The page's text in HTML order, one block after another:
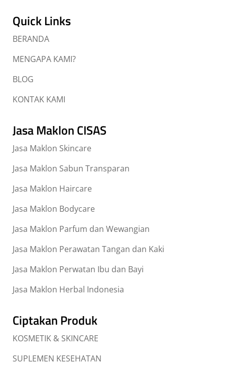
Quick Links
BERANDA
MENGAPA KAMI?
BLOG
KONTAK KAMI
Jasa Maklon CISAS
Jasa Maklon Skincare
Jasa Maklon Sabun Transparan
Jasa Maklon Haircare
Jasa Maklon Bodycare
Jasa Maklon Parfum dan Wewangian
Jasa Maklon Perawatan Tangan dan Kaki
Jasa Maklon Perwatan Ibu dan Bayi
Jasa Maklon Herbal Indonesia
Ciptakan Produk
KOSMETIK & SKINCARE
SUPLEMEN KESEHATAN